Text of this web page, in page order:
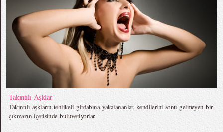
Takıntılı Aşklar
Takıntılı aşkların tehlikeli girdabına yakalananlar, kendilerini sonu gelmeyen bir
çıkmazın içerisinde buluveriyorlar.